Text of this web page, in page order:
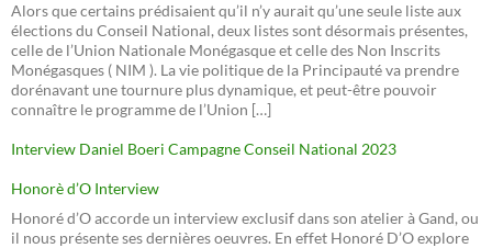
Alors que certains prédisaient qu’il n’y aurait qu’une seule liste aux
élections du Conseil National, deux listes sont désormais présentes,
celle de l’Union Nationale Monégasque et celle des Non Inscrits
Monégasques ( NIM ). La vie politique de la Principauté va prendre
dorénavant une tournure plus dynamique, et peut-être pouvoir
connaître le programme de l’Union […]
Interview Daniel Boeri Campagne Conseil National 2023
Honorè d’O Interview
Honoré d’O accorde un interview exclusif dans son atelier à Gand, ou
il nous présente ses dernières oeuvres. En effet Honoré D’O explore